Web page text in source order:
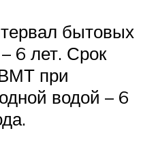
бытовых
6 лет. Срок
при
водой – 6